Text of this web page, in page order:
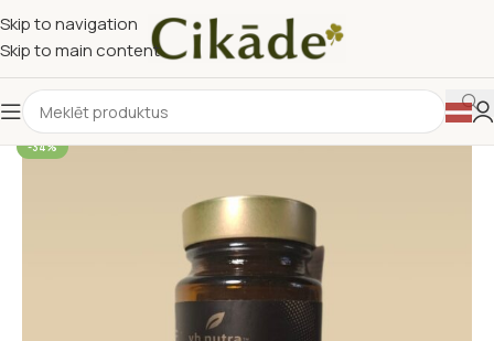
Skip to navigation
Skip to main content
-34%